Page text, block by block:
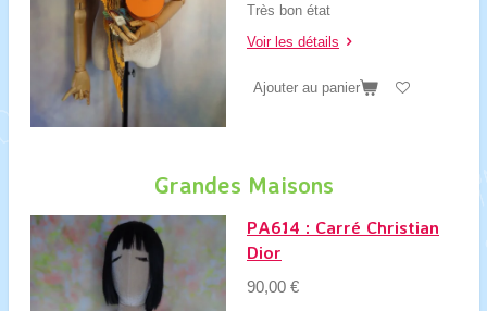
Très bon état
Voir les détails
Ajouter au panier
Grandes Maisons
PA614 : Carré Christian
Dior
90,00 €